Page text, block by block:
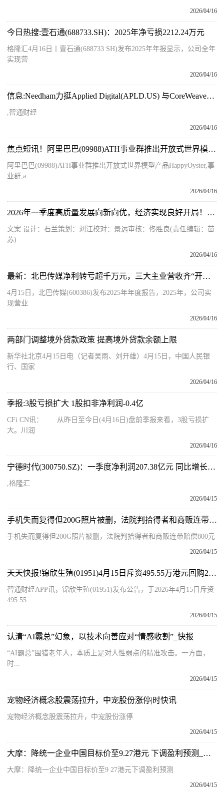
2026/04/16
今日热搜:壹石通(688733.SH)：2025年净亏损2212.24万元
格隆汇4月16日丨壹石通(688733 SH)发布2025年年报显示，公司全年
实现营
2026/04/16
信息:Needham力挺Applied Digital(APLD.US) 与CoreWeave租约调整有望降低资本成本
,智通财经
2026/04/16
焦点短讯！阿里巴巴(09988)ATH事业群推出开放式世界模型产品HappyOyster
阿里巴巴(09988)ATH事业群推出开放式世界模型产品HappyOyster,事
业群,a
2026/04/16
2026年一季度高质量发展向新向优，经济实现良好开局！一图速览→ 热资讯
文案 设计：石兰策划：刘江校对：景远审核：佟胜良(责任编辑：苗
苏)
2026/04/16
最新：北巴传媒净利转亏超千万元，三大主业营收齐“开倒车”，参股公司发生重大减值损失
4月15日，北巴传媒(600386)发布2025年年度报告，2025年，公司实
现营业
2026/04/16
两部门调整境外贷款政策 提高境外贷款余额上限
新华社北京4月15日电（记者吴雨、刘开雄）4月15日，中国人民银
行、国家
2026/04/16
季报:3股亏损扩大 1股扣非净利润-0.4亿
CFi CN讯： 从昨日至今日(4月16日)盘前季报来看，3股亏损扩
大。川润
2026/04/16
宁德时代(300750.SZ)：一季度净利润207.38亿元 同比增长48.52%-微资讯
,格隆汇
2026/04/15
手机失而复得但200G照片被删，法院判拾得者和商贩连带赔偿800元 今日关注
手机失而复得但200G照片被删，法院判拾得者和商贩连带赔偿800元
2026/04/15
天天快报!锦欣生殖(01951)4月15日斥资495.55万港元回购206.6万股
智通财经APP讯，锦欣生殖(01951)发布公告，于2026年4月15日斥资
495 55
2026/04/15
认清“AI霸总”幻象，以技术向善应对“情感收割”_快报
“AI霸总”围猎老年人，本质上是对人性弱点的精准攻击。一方面，
时...
2026/04/15
宠物经济概念股震荡拉升，中宠股份涨停|时快讯
宠物经济概念股震荡拉升，中宠股份涨停
2026/04/15
大摩：降统一企业中国目标价至9.27港元 下调盈利预测_今日热文
大摩：降统一企业中国目标价至9 27港元下调盈利预测
2026/04/15